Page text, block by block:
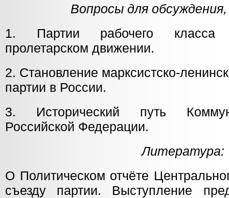
Вопросы для обсуждения,
1. Партии рабочего класса
пролетарском движении.
2. Становление марксистско-
партии в России.
3. Исторический путь
Российской Федерации.
Литература:
О Политическом отчёте
съезду партии. Выступление